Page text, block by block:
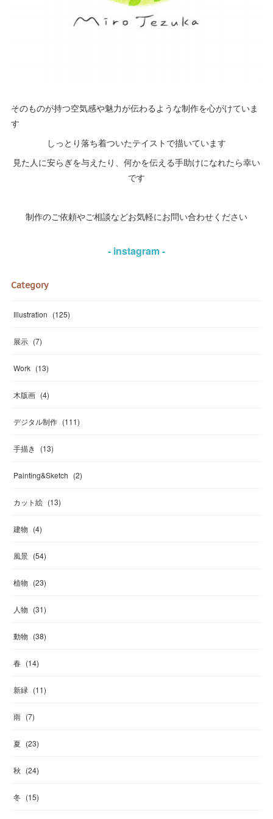
そのものが持つ空気感や魅力が伝わるような制作を心がけていま
す
しっとり落ち着ついたテイストで描いています
見た人に安らぎを与えたり、何かを伝える手助けになれたら幸い
です
制作のご依頼やご相談などお気軽にお問い合わせください
- instagram -
Category
Illustration (125)
展示 (7)
Work (13)
木版画 (4)
デジタル制作 (111)
手描き (13)
Painting&Sketch (2)
カット絵 (13)
建物 (4)
風景 (54)
植物 (23)
人物 (31)
動物 (38)
春 (14)
新緑 (11)
雨 (7)
夏 (23)
秋 (24)
冬 (15)